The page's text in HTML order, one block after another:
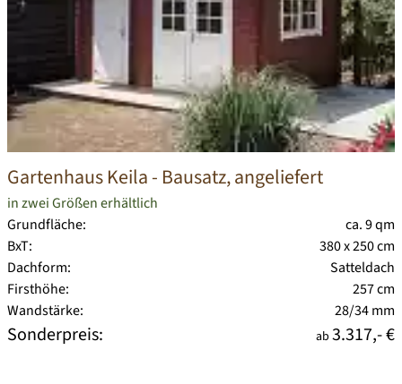
Gartenhaus Keila- Bausatz, angeliefert
in zwei Größen erhältlich
Grundfläche:
ca. 9 qm
BxT:
380 x 250 cm
Dachform:
Satteldach
Firsthöhe:
257 cm
Wandstärke:
28/34 mm
Sonderpreis: ab 3.317,- €